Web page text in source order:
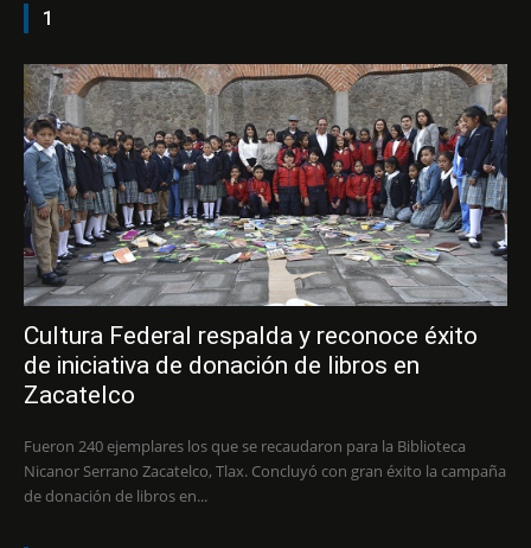
1
Cultura Federal respalda y reconoce éxito
de iniciativa de donación de libros en
Zacatelco
Fueron 240 ejemplares los que se recaudaron para la Biblioteca
Nicanor Serrano Zacatelco, Tlax. Concluyó con gran éxito la campaña
de donación de libros en...